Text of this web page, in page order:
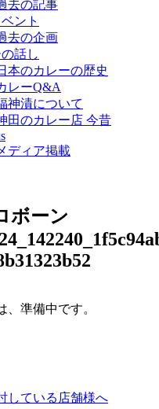
去の記事
ント
去の企画
話し
本のカレーの歴史
レーQ&A
神漬について
田のカレー店 今昔
ディア掲載
ボーン
、準備中です。